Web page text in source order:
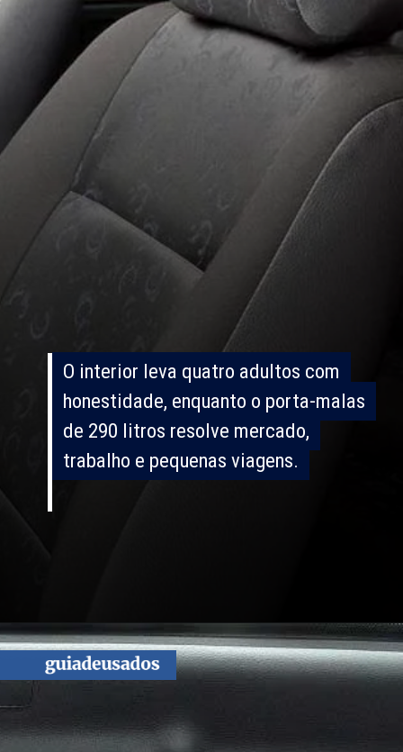
O interior leva quatro adultos com
honestidade, enquanto o porta-malas
de 290 litros resolve mercado,
trabalho e pequenas viagens.
O interior leva quatro adultos com
honestidade, enquanto o porta-malas
de 290 litros resolve mercado,
trabalho e pequenas viagens.